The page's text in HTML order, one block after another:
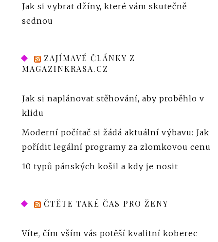
Jak si vybrat džíny, které vám skutečně
sednou
ZAJÍMAVÉ ČLÁNKY Z
MAGAZINKRASA.CZ
Jak si naplánovat stěhování, aby proběhlo v
klidu
Moderní počítač si žádá aktuální výbavu: Jak
pořídit legální programy za zlomkovou cenu
10 typů pánských košil a kdy je nosit
ČTĚTE TAKÉ ČAS PRO ŽENY
Víte, čím vším vás potěší kvalitní koberec